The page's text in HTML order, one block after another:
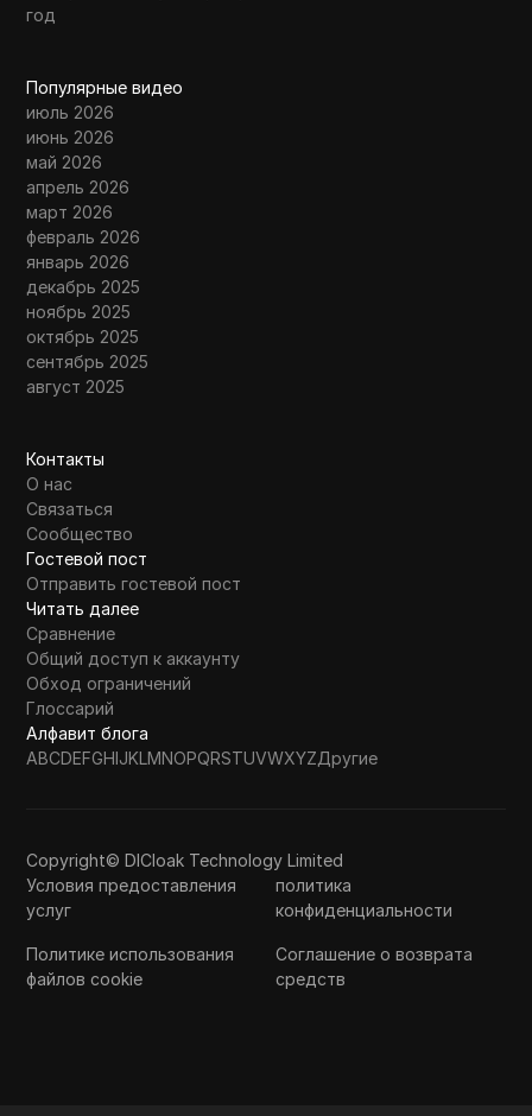
год
Популярные видео
июль 2026
июнь 2026
май 2026
апрель 2026
март 2026
февраль 2026
январь 2026
декабрь 2025
ноябрь 2025
октябрь 2025
сентябрь 2025
август 2025
Контакты
О нас
Связаться
Сообщество
Гостевой пост
Отправить гостевой пост
Читать далее
Сравнение
Общий доступ к аккаунту
Обход ограничений
Глоссарий
Алфавит блога
ABCDEFGHIJKLMNOPQRSTUVWXYZДругие
Copyright© DICloak Technology Limited
Условия предоставления
услуг
политика
конфиденциальности
Политике использования
файлов cookie
Соглашение о возврата
средств